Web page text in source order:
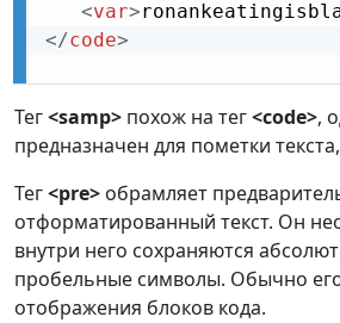
<var>
</code>
Тег<samp> похож на тег<code>,
предназначен для пометки
Тег<pre> обрамляет
отформатированный текст. Он
внутри него сохраняются
пробельные символы. Обычно
отображения блоков кода.